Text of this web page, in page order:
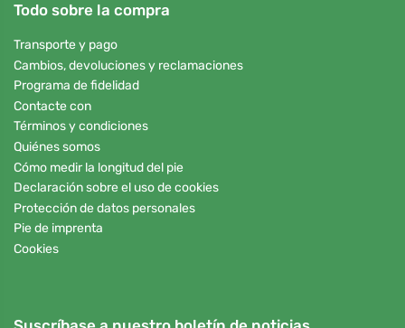
Todo sobre la compra
Transporte y pago
Cambios, devoluciones y reclamaciones
Programa de fidelidad
Contacte con
Términos y condiciones
Quiénes somos
Cómo medir la longitud del pie
Declaración sobre el uso de cookies
Protección de datos personales
Pie de imprenta
Cookies